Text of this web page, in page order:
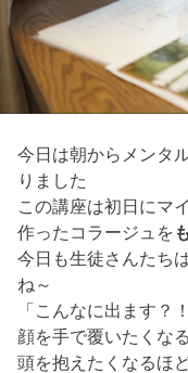
今日は朝からメンタ
りました
この講座は初日にマ
作ったコラージュを
今日も生徒さんたち
ね～
「こんなに出ます？
顔を手で覆いたくな
頭を抱えたくなるほ